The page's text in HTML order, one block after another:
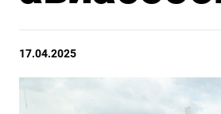
17.04.2025